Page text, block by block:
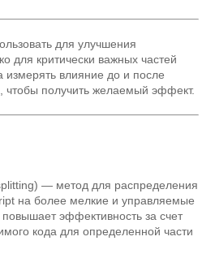
для улучшения
для критически важных частей
измерять влияние до и после
чтобы получить желаемый эффект.
— метод для распределения
на более мелкие и управляемые
эффективность за счет
кода для определенной части